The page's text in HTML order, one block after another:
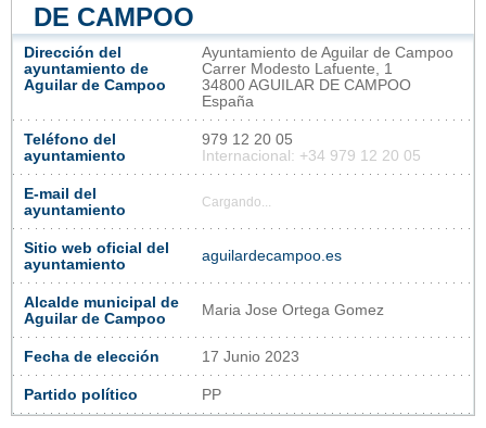
DE CAMPOO
Dirección del
ayuntamiento de
Aguilar de Campoo
Ayuntamiento de Aguilar de Campoo
Carrer Modesto Lafuente, 1
34800 AGUILAR DE CAMPOO
España
Teléfono del
ayuntamiento
979 12 20 05
Internacional: +34 979 12 20 05
E-mail del
ayuntamiento
Cargando...
Sitio web oficial del
ayuntamiento
aguilardecampoo.es
Alcalde municipal de
Aguilar de Campoo
Maria Jose Ortega Gomez
Fecha de elección 17 Junio 2023
Partido político PP